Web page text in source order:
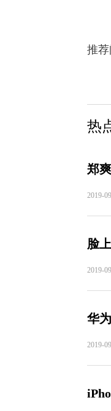
推荐
热
郑
2019-
脸
2019-
华
2019-